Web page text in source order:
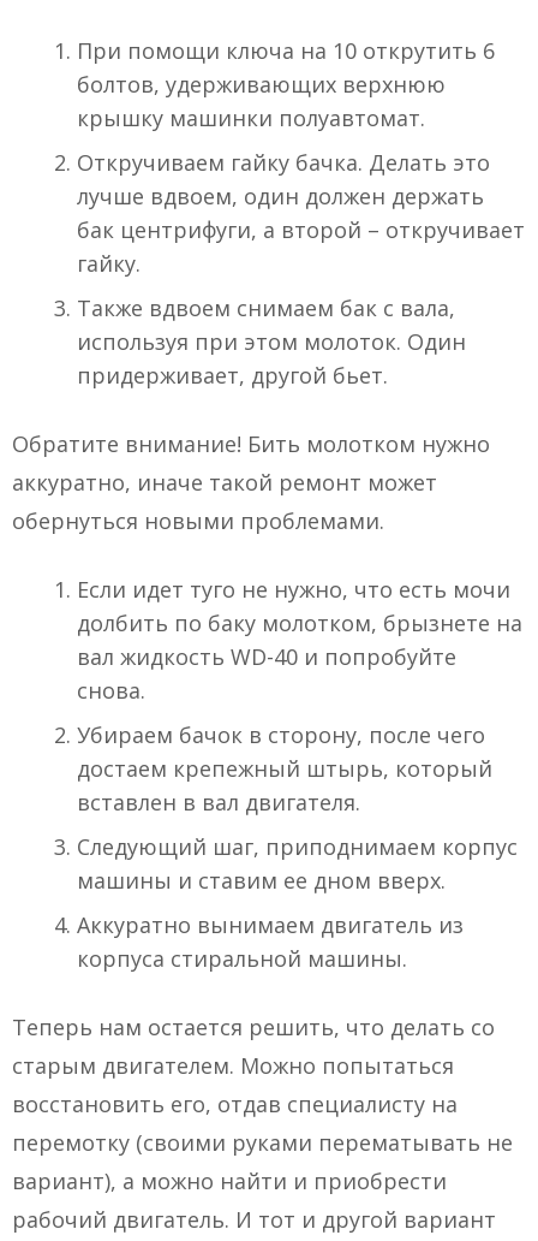
При помощи ключа на 10 открутить 6
болтов, удерживающих верхнюю
крышку машинки полуавтомат.
Откручиваем гайку бачка. Делать это
лучше вдвоем, один должен держать
бак центрифуги, а второй – откручивает
гайку.
Также вдвоем снимаем бак с вала,
используя при этом молоток. Один
придерживает, другой бьет.
Обратите внимание! Бить молотком нужно
аккуратно, иначе такой ремонт может
обернуться новыми проблемами.
Если идет туго не нужно, что есть мочи
долбить по баку молотком, брызнете на
вал жидкость WD-40 и попробуйте
снова.
Убираем бачок в сторону, после чего
достаем крепежный штырь, который
вставлен в вал двигателя.
Следующий шаг, приподнимаем корпус
машины и ставим ее дном вверх.
Аккуратно вынимаем двигатель из
корпуса стиральной машины.
Теперь нам остается решить, что делать со
старым двигателем. Можно попытаться
восстановить его, отдав специалисту на
перемотку (своими руками перематывать не
вариант), а можно найти и приобрести
рабочий двигатель. И тот и другой вариант